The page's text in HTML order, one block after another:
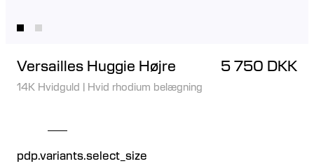
Versailles Huggie Højre 5 750 DKK
14K Hvidguld | Hvid rhodium belægning
pdp.variants.select_size